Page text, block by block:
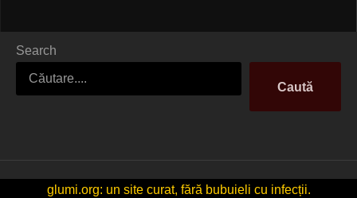
Search
Caută
glumi.org: un site curat, fără bubuieli cu infecții.